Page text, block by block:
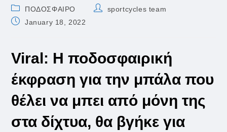
Post
category:
ΠΟΔΟΣΦΑΙΡΟ
Postsportcycles team
PostJanuary 18, 2022
Viral: Η ποδοσφαιρική
έκφραση για την μπάλα που
θέλει να μπει από μόνη της
στα δίχτυα, θα βγήκε για